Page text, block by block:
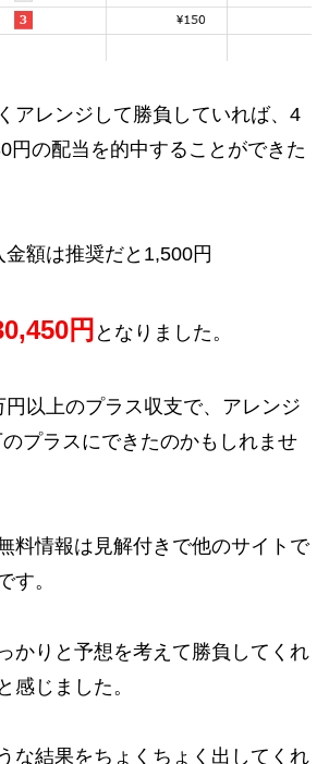
アレンジして勝負していれば、4
円の配当を的中することができた
額は推奨だと1,500円
円 となりました。
以上のプラス収支で、アレンジ
プラスにできたのかもしれませ
料情報は見解付きで他のサイトで
す。
かりと予想を考えて勝負してくれ
感じました。
な結果をちょくちょく出してくれ